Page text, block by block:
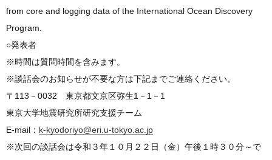
from core and logging data of the International Ocean Discovery
Program.
○発表者
※時間は質問時間を含みます。
※談話会のお知らせが不要な方は下記までご連絡ください。
〒113－0032 東京都文京区弥生1－1－1
東京大学地震研究所研究支援チーム
E-mail： k-kyodoriyo@eri.u-tokyo.ac.jp
※次回の談話会は令和３年１０月２２日（金）午後１時３０分～で